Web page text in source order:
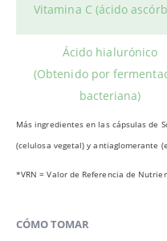
Vitamina C (ácido
Ácido hialurónico
(Obtenido por
bacteriana)
Más ingredientes en las cápsulas de
(celulosa vegetal) y antiaglomerante
*VRN = Valor de Referencia de
CÓMO TOMAR